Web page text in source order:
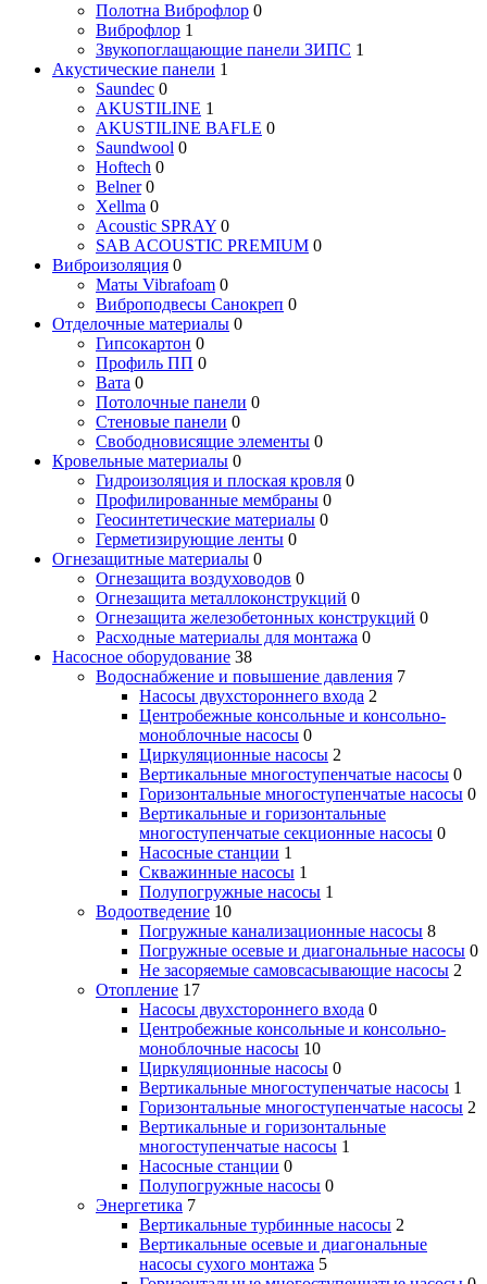
Полотна Виброфлор 0
Виброфлор 1
Звукопоглащающие панели ЗИПС 1
Акустические панели 1
Saundec 0
AKUSTILINE 1
AKUSTILINE BAFLE 0
Saundwool 0
Hoftech 0
Belner 0
Xellma 0
Acoustic SPRAY 0
SAB ACOUSTIC PREMIUM 0
Виброизоляция 0
Маты Vibrafoam 0
Виброподвесы Санокреп 0
Отделочные материалы 0
Гипсокартон 0
Профиль ПП 0
Вата 0
Потолочные панели 0
Стеновые панели 0
Свободновисящие элементы 0
Кровельные материалы 0
Гидроизоляция и плоская кровля 0
Профилированные мембраны 0
Геосинтетические материалы 0
Герметизирующие ленты 0
Огнезащитные материалы 0
Огнезащита воздуховодов 0
Огнезащита металлоконструкций 0
Огнезащита железобетонных конструкций 0
Расходные материалы для монтажа 0
Насосное оборудование 38
Водоснабжение и повышение давления 7
Насосы двухстороннего входа 2
Центробежные консольные и консольно-
моноблочные насосы 0
Циркуляционные насосы 2
Вертикальные многоступенчатые насосы 0
Горизонтальные многоступенчатые насосы 0
Вертикальные и горизонтальные
многоступенчатые секционные насосы 0
Насосные станции 1
Скважинные насосы 1
Полупогружные насосы 1
Водоотведение 10
Погружные канализационные насосы 8
Погружные осевые и диагональные насосы 0
Не засоряемые самовсасывающие насосы 2
Отопление 17
Насосы двухстороннего входа 0
Центробежные консольные и консольно-
моноблочные насосы 10
Циркуляционные насосы 0
Вертикальные многоступенчатые насосы 1
Горизонтальные многоступенчатые насосы 2
Вертикальные и горизонтальные
многоступенчатые насосы 1
Насосные станции 0
Полупогружные насосы 0
Энергетика 7
Вертикальные турбинные насосы 2
Вертикальные осевые и диагональные
насосы сухого монтажа 5